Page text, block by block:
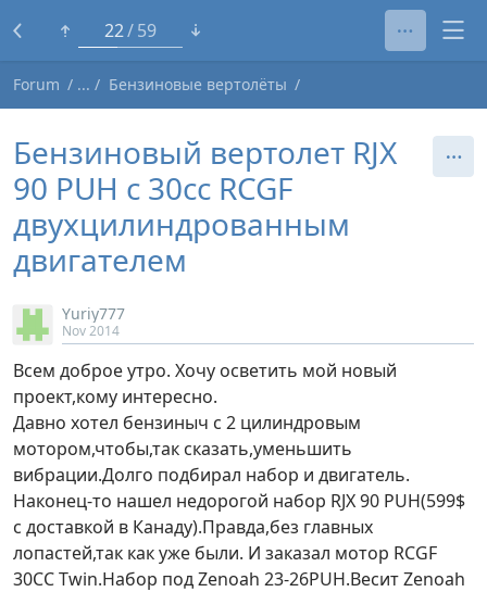
1 59
Forum Бензиновые вертолёты
Бензиновый вертолет RJX
90 PUH с 30сс RCGF
двухцилиндрованным
двигателем
Yuriy777
Nov 2014
Всем доброе утро. Хочу осветить мой новый
проект,кому интересно.
Давно хотел бензиныч с 2 цилиндровым
мотором,чтобы,так сказать,уменьшить
вибрации.Долго подбирал набор и двигатель.
Наконец-то нашел недорогой набор RJX 90 PUH(599$
с доставкой в Канаду).Правда,без главных
лопастей,так как уже были. И заказал мотор RCGF
30CC Twin.Набор под Zenoah 23-26PUH.Весит Zenoah